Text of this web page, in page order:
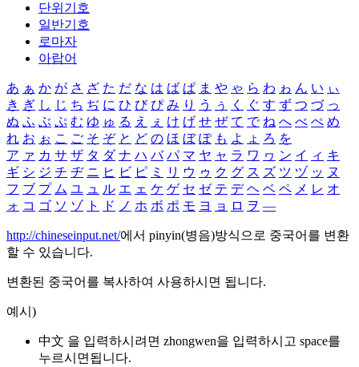
단위기호
일반기호
로마자
아랍어
あ ぁ か が さ ざ た だ な は ば ぱ ま や ゃ ら わ ゎ ん い ぃ
き ぎ し じ ち ぢ に ひ び ぴ み り う ぅ く ぐ す ず つ づ っ
ぬ ふ ぶ ぷ む ゆ ゅ る え ぇ け げ せ ぜ て で ね へ べ ぺ め
れ お ぉ こ ご そ ぞ と ど の ほ ぼ ぽ も よ ょ ろ を
ア ァ カ サ ザ タ ダ ナ ハ バ パ マ ヤ ャ ラ ワ ヮ ン イ ィ キ
ギ シ ジ チ ヂ ニ ヒ ビ ピ ミ リ ウ ゥ ク グ ス ズ ツ ヅ ッ ヌ
フ ブ プ ム ユ ュ ル エ ェ ケ ゲ セ ゼ テ デ ヘ ベ ペ メ レ オ
ォ コ ゴ ソ ゾ ト ド ノ ホ ボ ポ モ ヨ ョ ロ ヲ ―
http://chineseinput.net/에서 pinyin(병음)방식으로 중국어를 변환
할 수 있습니다.
변환된 중국어를 복사하여 사용하시면 됩니다.
예시)
中文 을 입력하시려면 zhongwen을 입력하시고 space를
누르시면됩니다.